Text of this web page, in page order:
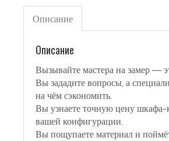
Описание
Описание
Вызывайте мастера на замер —
Вы зададите вопросы, а
на чём сэкономить.
Вы узнаете точную цену шкафа-
вашей конфигурации.
Вы пощупаете материал и